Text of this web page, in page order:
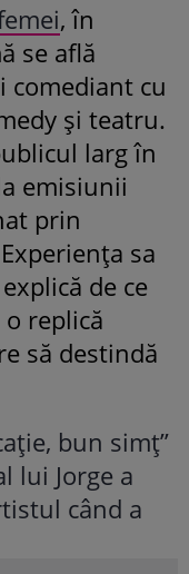
, în
se află
comediant cu
și teatru.
larg în
emisiunii
prin
sa
de ce
o replică
să destindă